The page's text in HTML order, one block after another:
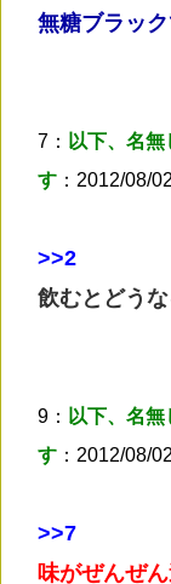
無糖ブラッ
7： 以下、名
す ：2012/08/
>>2
飲むとどうな
9： 以下、名
す ：2012/08/
>>7
味がぜんぜ